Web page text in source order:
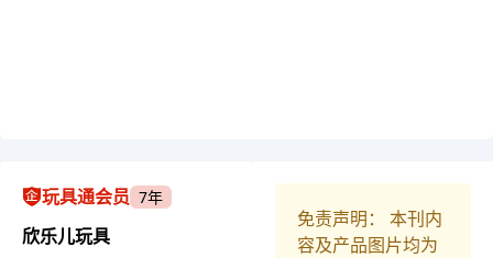
玩具通会员 7年
欣乐儿玩具
免责声明： 本刊内
容及产品图片均为